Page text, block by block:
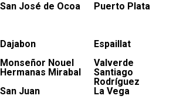
San José de Ocoa
Puerto Plata
Dajabon
Espaillat
Monseñor Nouel
Valverde
Hermanas Mirabal
Santiago
Rodríguez
San Juan
La Vega